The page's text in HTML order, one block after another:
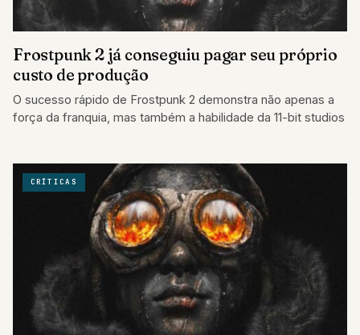
Frostpunk 2 já conseguiu pagar seu próprio
custo de produção
O sucesso rápido de Frostpunk 2 demonstra não apenas a
força da franquia, mas também a habilidade da 11-bit studios
CRÍTICAS